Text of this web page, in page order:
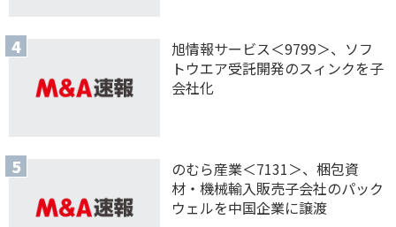
旭情報サービス＜9799＞、ソフ
トウエア受託開発のスィンクを子
会社化
のむら産業＜7131＞、梱包資
材・機械輸入販売子会社のパック
ウェルを中国企業に譲渡